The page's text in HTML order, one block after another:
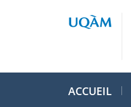
ACCUEIL